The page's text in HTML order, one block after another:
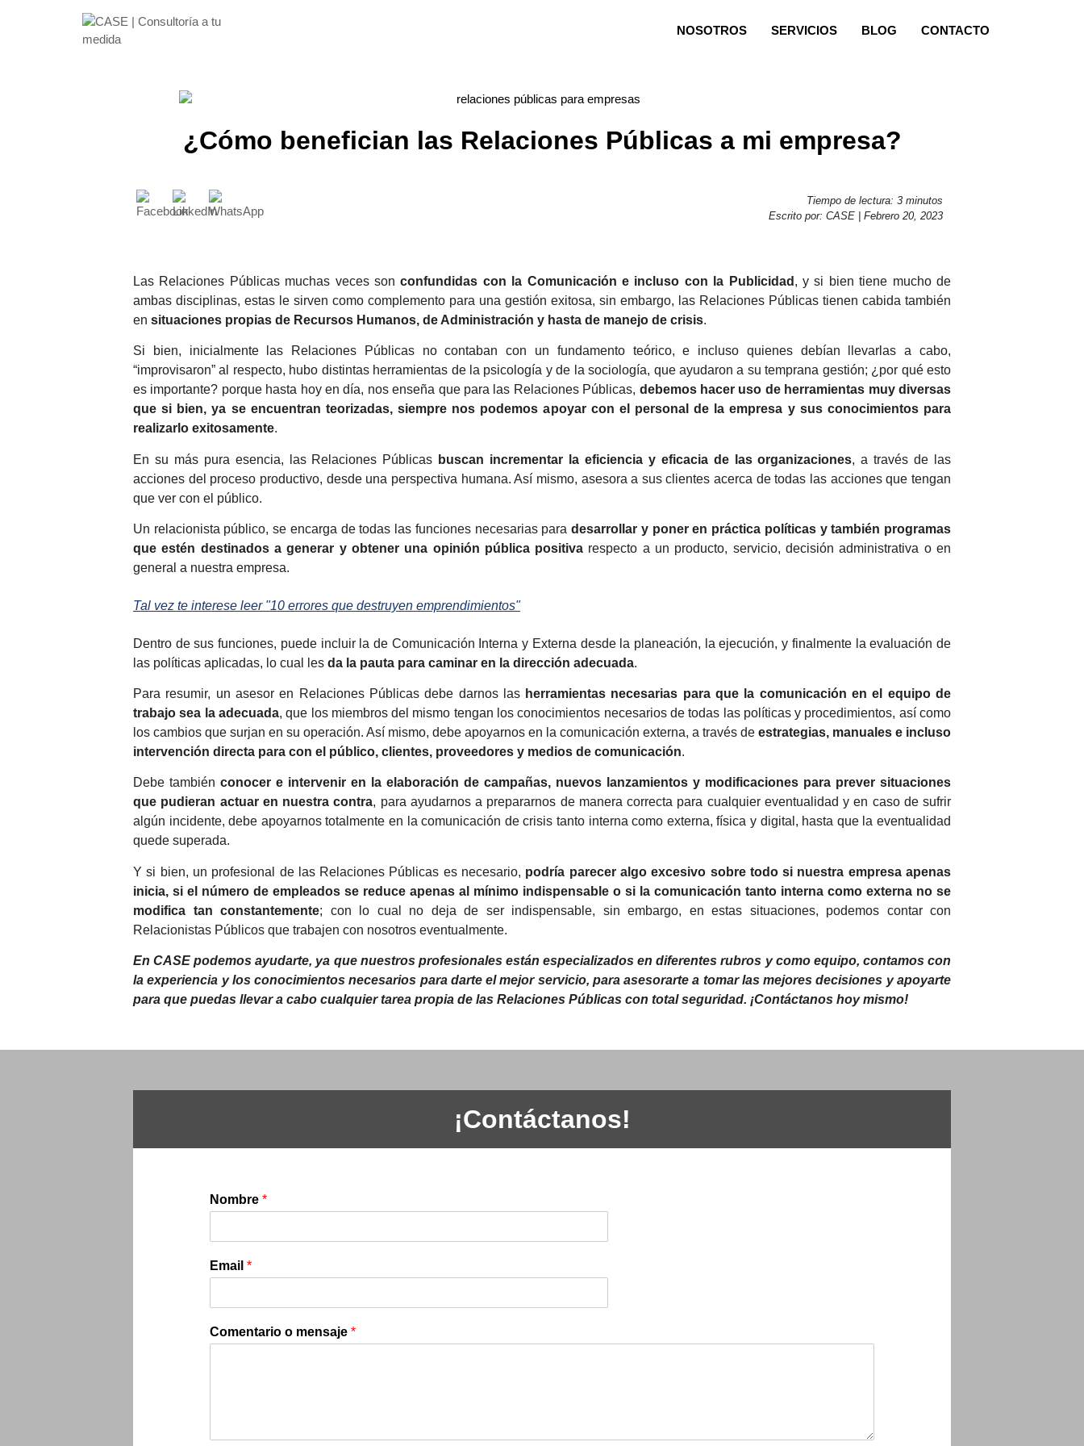
NOSOTROS SERVICIOS BLOG CONTACTO
¿Cómo benefician las Relaciones Públicas a mi empresa?
Tiempo de lectura: 3 minutos
Escrito por: CASE | Febrero 20, 2023
Las Relaciones Públicas muchas veces sonconfundidas con la Comunicación e incluso con la Publicidad , y si bien tiene mucho de
ambas disciplinas, estas le sirven como complemento para una gestión exitosa, sin embargo, las Relaciones Públicas tienen cabida también
en situaciones propias de Recursos Humanos, de Administración y hasta de manejo de crisis.
Si bien, inicialmente las Relaciones Públicas no contaban con un fundamento teórico, e incluso quienes debían llevarlas a cabo,
“improvisaron” al respecto, hubo distintas herramientas de la psicología y de la sociología, que ayudaron a su temprana gestión; ¿por qué esto
es importante? porque hasta hoy en día, nos enseña que para las Relaciones Públicas, debemos hacer uso de herramientas muy diversas
que si bien, ya se encuentran teorizadas, siempre nos podemos apoyar con el personal de la empresa y sus conocimientos para
realizarlo exitosamente.
En su más pura esencia, las Relaciones Públicas buscan incrementar la eficiencia y eficacia de las organizaciones, a través de las
acciones del proceso productivo, desde una perspectiva humana. Así mismo, asesora a sus clientes acerca de todas las acciones que tengan
que ver con el público.
Un relacionista público, se encarga de todas las funciones necesarias paradesarrollar y poner en práctica políticas y también programas
que estén destinados a generar y obtener una opinión pública positiva respecto a un producto, servicio, decisión administrativa o en
general a nuestra empresa.
Tal vez te interese leer "10 errores que destruyen emprendimientos"
Dentro de sus funciones, puede incluir la de Comunicación Interna y Externa desde la planeación, la ejecución, y finalmente la evaluación de
las políticas aplicadas, lo cual les da la pauta para caminar en la dirección adecuada.
Para resumir, un asesor en Relaciones Públicas debe darnos las herramientas necesarias para que la comunicación en el equipo de
trabajo sea la adecuada, que los miembros del mismo tengan los conocimientos necesarios de todas las políticas y procedimientos, así como
los cambios que surjan en su operación. Así mismo, debe apoyarnos en la comunicación externa, a través de estrategias, manuales e incluso
intervención directa para con el público, clientes, proveedores y medios de comunicación.
Debe también conocer e intervenir en la elaboración de campañas, nuevos lanzamientos y modificaciones para prever situaciones
que pudieran actuar en nuestra contra, para ayudarnos a prepararnos de manera correcta para cualquier eventualidad y en caso de sufrir
algún incidente, debe apoyarnos totalmente en la comunicación de crisis tanto interna como externa, física y digital, hasta que la eventualidad
quede superada.
Y si bien, un profesional de las Relaciones Públicas es necesario, podría parecer algo excesivo sobre todo si nuestra empresa apenas
inicia, si el número de empleados se reduce apenas al mínimo indispensable o si la comunicación tanto interna como externa no se
modifica tan constantemente; con lo cual no deja de ser indispensable, sin embargo, en estas situaciones, podemos contar con
Relacionistas Públicos que trabajen con nosotros eventualmente.
En CASE podemos ayudarte, ya que nuestros profesionales están especializados en diferentes rubros y como equipo, contamos con
la experiencia y los conocimientos necesarios para darte el mejor servicio, para asesorarte a tomar las mejores decisiones y apoyarte
para que puedas llevar a cabo cualquier tarea propia de las Relaciones Públicas con total seguridad. ¡Contáctanos hoy mismo!
¡Contáctanos!
Nombre *
Email *
Comentario o mensaje *